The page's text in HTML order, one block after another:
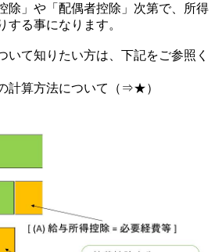
除」や「配偶者控除」次第で、所得
する事になります。
て知りたい方は、下記をご参照く
計算方法について（⇒★）